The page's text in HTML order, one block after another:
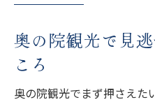
奥の院観光で見
ころ
奥の院観光でまず押さえた